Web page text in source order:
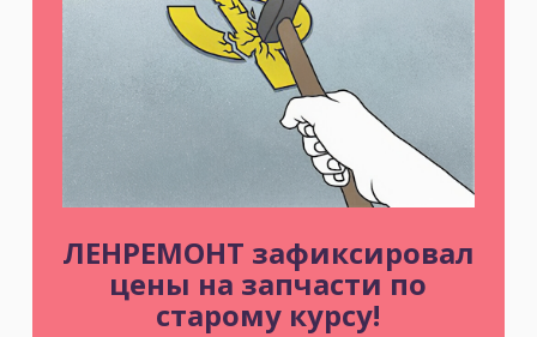
ЛЕНРЕМОНТ зафиксировал
цены на запчасти по
старому курсу!